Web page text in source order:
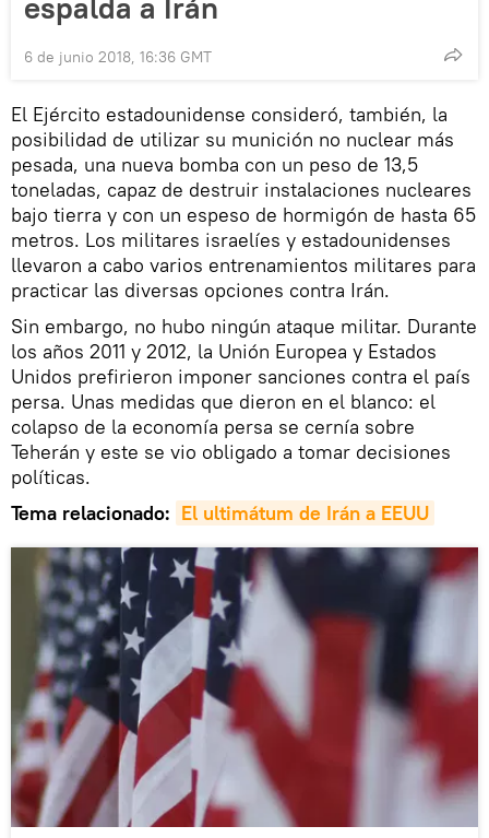
6 de junio 2018, 16:36 GMT
El Ejército estadounidense consideró, también, la
posibilidad de utilizar su munición no nuclear más
pesada, una nueva bomba con un peso de 13,5
toneladas, capaz de destruir instalaciones nucleares
bajo tierra y con un espeso de hormigón de hasta 65
metros. Los militares israelíes y estadounidenses
llevaron a cabo varios entrenamientos militares para
practicar las diversas opciones contra Irán.
Sin embargo, no hubo ningún ataque militar. Durante
los años 2011 y 2012, la Unión Europea y Estados
Unidos prefirieron imponer sanciones contra el país
persa. Unas medidas que dieron en el blanco: el
colapso de la economía persa se cernía sobre
Teherán y este se vio obligado a tomar decisiones
políticas.
Tema relacionado: El ultimátum de Irán a EEUU